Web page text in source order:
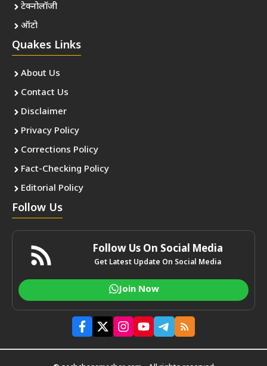
टेक्नोलॉजी
ऑटो
Quakes Links
About Us
Contact Us
Disclaimer
Privacy Policy
Corrections Policy
Fact-Checking Policy
Editorial Policy
Follow Us
Follow Us On Social Media
Get Latest Update On Social Media
Join Now